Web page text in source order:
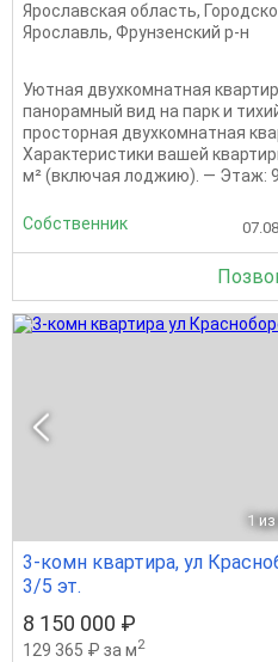
Ярославская область,
Ярославль, Фрунзенский р-н
Уютная двухкомнатная
панорамный вид на парк и
просторная двухкомнатная
Характеристики вашей
м² (включая лоджию). — Этаж:
Собственник 07.08
1
3-комн квартира, ул
3/5 эт.
8 150 000 ₽
129 365 ₽ за м2